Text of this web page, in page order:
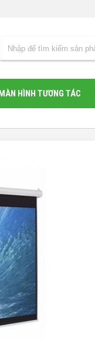
HÌNH TƯƠNG TÁC